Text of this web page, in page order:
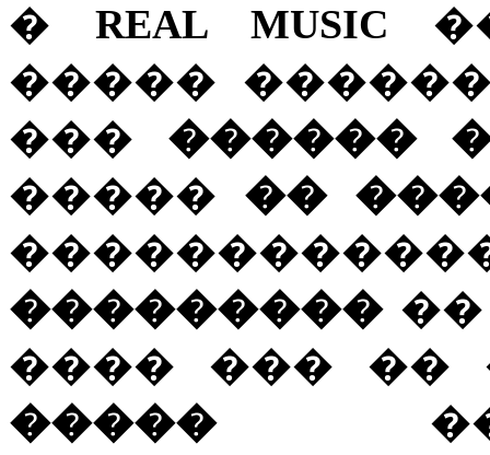
� REAL MUSIC
�����
��� ������
����� ��
�����������
���� ��� ��
�����